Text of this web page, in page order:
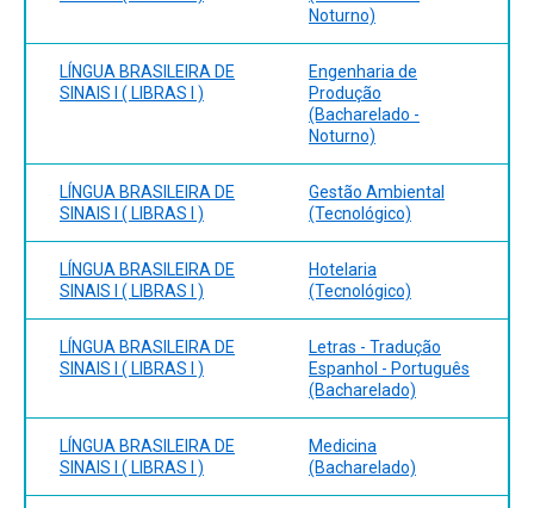
Noturno)
LÍNGUA BRASILEIRA DE
SINAIS I ( LIBRAS I )
Engenharia de
Produção
(Bacharelado -
Noturno)
LÍNGUA BRASILEIRA DE
SINAIS I ( LIBRAS I )
Gestão Ambiental
(Tecnológico)
LÍNGUA BRASILEIRA DE
SINAIS I ( LIBRAS I )
Hotelaria
(Tecnológico)
LÍNGUA BRASILEIRA DE
SINAIS I ( LIBRAS I )
Letras - Tradução
Espanhol - Português
(Bacharelado)
LÍNGUA BRASILEIRA DE
SINAIS I ( LIBRAS I )
Medicina
(Bacharelado)